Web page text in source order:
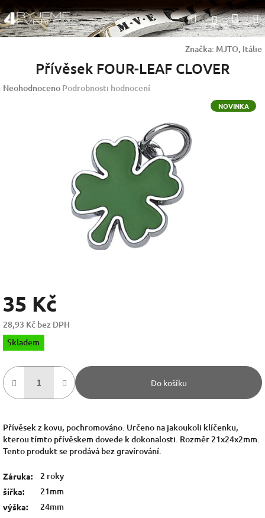
na
obsah
HledatPřihlášení
Značka: MJTO, Itálie
Přívěsek FOUR-LEAF CLOVER
Průměrné
Neohodnoceno Podrobnosti hodnocení
NOVINKA
35 Kč
28,93 Kč bez DPH
Měrná
cena:
Skladem
Do košíku
Přívěsek z kovu, pochromováno. Určeno na jakoukoli klíčenku,
kterou tímto přívěskem dovede k dokonalosti. Rozměr 21x24x2mm.
Tento produkt se prodává bez gravírování.
Záruka: 2 roky
šířka: 21mm
výška: 24mm